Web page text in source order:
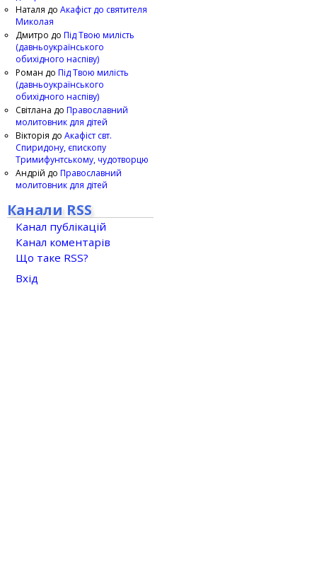
Наталя до Акафіст до святителя
Миколая
Дмитро до Під Твою милість
(давньоукраїнського
обихідного наспіву)
Роман до Під Твою милість
(давньоукраїнського
обихідного наспіву)
Світлана до Православний
молитовник для дітей
Вікторія до Акафіст свт.
Спиридону, єпископу
Тримифунтському, чудотворцю
Андрій до Православний
молитовник для дітей
Канали RSS
Канал публікацій
Канал коментарів
Що таке RSS?
Вхід